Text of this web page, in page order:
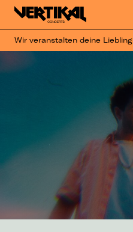
Wir veranstalten deine